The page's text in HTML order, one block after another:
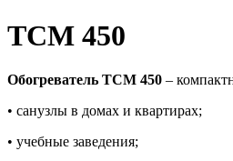
ТСМ 450
Обогреватель ТСМ 450 –
• санузлы в домах и квартирах;
• учебные заведения;